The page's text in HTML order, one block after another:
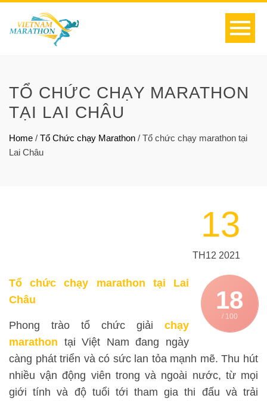
TỔ CHỨC CHẠY MARATHON
TẠI LAI CHÂU
Home / Tổ Chức chạy Marathon / Tổ chức chạy marathon tại
Lai Châu
13
TH12 2021
18
/ 100
Tổ chức chạy marathon tại Lai
Châu
Phong trào tổ chức giải chạy
marathon tại Việt Nam đang ngày
càng phát triển và có sức lan tỏa mạnh mẽ. Thu hút
nhiều vận động viên trong và ngoài nước, từ mọi
giới tính và độ tuổi tới tham gia thi đấu và trải